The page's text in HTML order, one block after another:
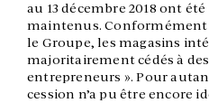
au 13 décembre 2018 ont
maintenus. Conformément
le Groupe, les magasins
majoritairement cédés à
entrepreneurs ». Pour
cession n’a pu être encore